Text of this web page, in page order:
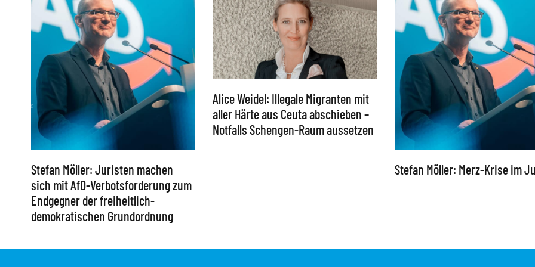
Stefan Möller: Juristen machen
sich mit AfD-Verbotsforderung zum
Endgegner der freiheitlich-
demokratischen Grundordnung
Alice Weidel: Illegale Migranten mit
aller Härte aus Ceuta abschieben –
Notfalls Schengen-Raum aussetzen
Stefan Möller: Merz-Krise im